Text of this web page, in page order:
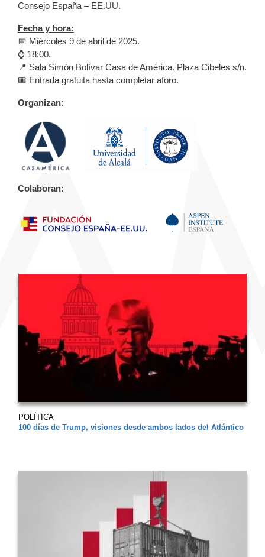
Consejo España – EE.UU.
Fecha y hora:
📅 Miércoles 9 de abril de 2025.
⌚️ 18:00.
📍 Sala Simón Bolívar Casa de América. Plaza Cibeles s/n.
🎟️ Entrada gratuita hasta completar aforo.
Organizan:
Colaboran:
POLÍTICA
100 días de Trump, visiones desde ambos lados del Atlántico